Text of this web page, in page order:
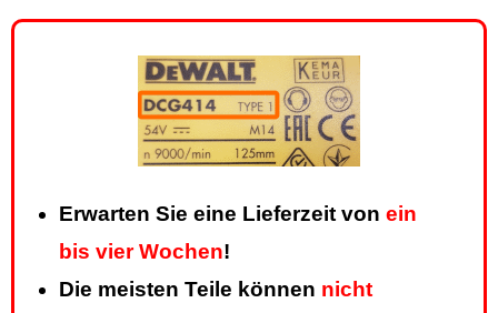
Erwarten Sie eine Lieferzeit von ein
bis vier Wochen!
Die meisten Teile können nicht